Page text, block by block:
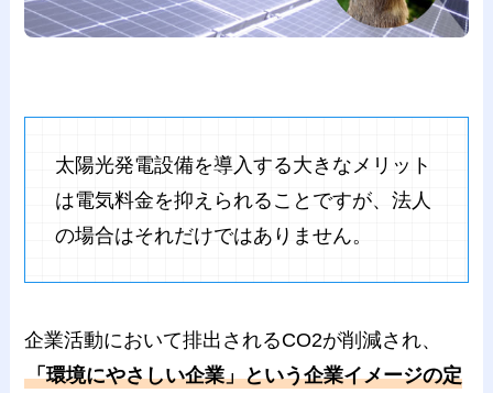
太陽光発電設備を導入する大きなメリット
は電気料金を抑えられることですが、法人
の場合はそれだけではありません。
企業活動において排出されるCO2が削減され、
「環境にやさしい企業」という企業イメージの定